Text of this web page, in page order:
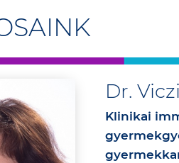
Dr.
Klinikai